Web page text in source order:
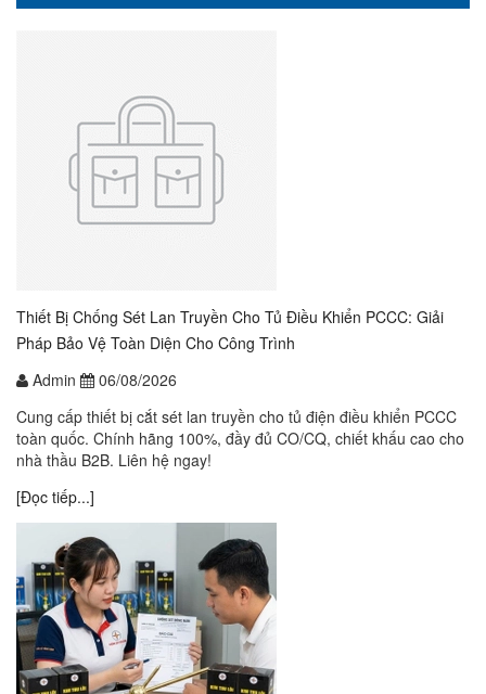
Thiết Bị Chống Sét Lan Truyền Cho Tủ Điều Khiển PCCC: Giải
Pháp Bảo Vệ Toàn Diện Cho Công Trình
Admin
06/08/2026
Cung cấp thiết bị cắt sét lan truyền cho tủ điện điều khiển PCCC
toàn quốc. Chính hãng 100%, đầy đủ CO/CQ, chiết khấu cao cho
nhà thầu B2B. Liên hệ ngay!
[Đọc tiếp...]